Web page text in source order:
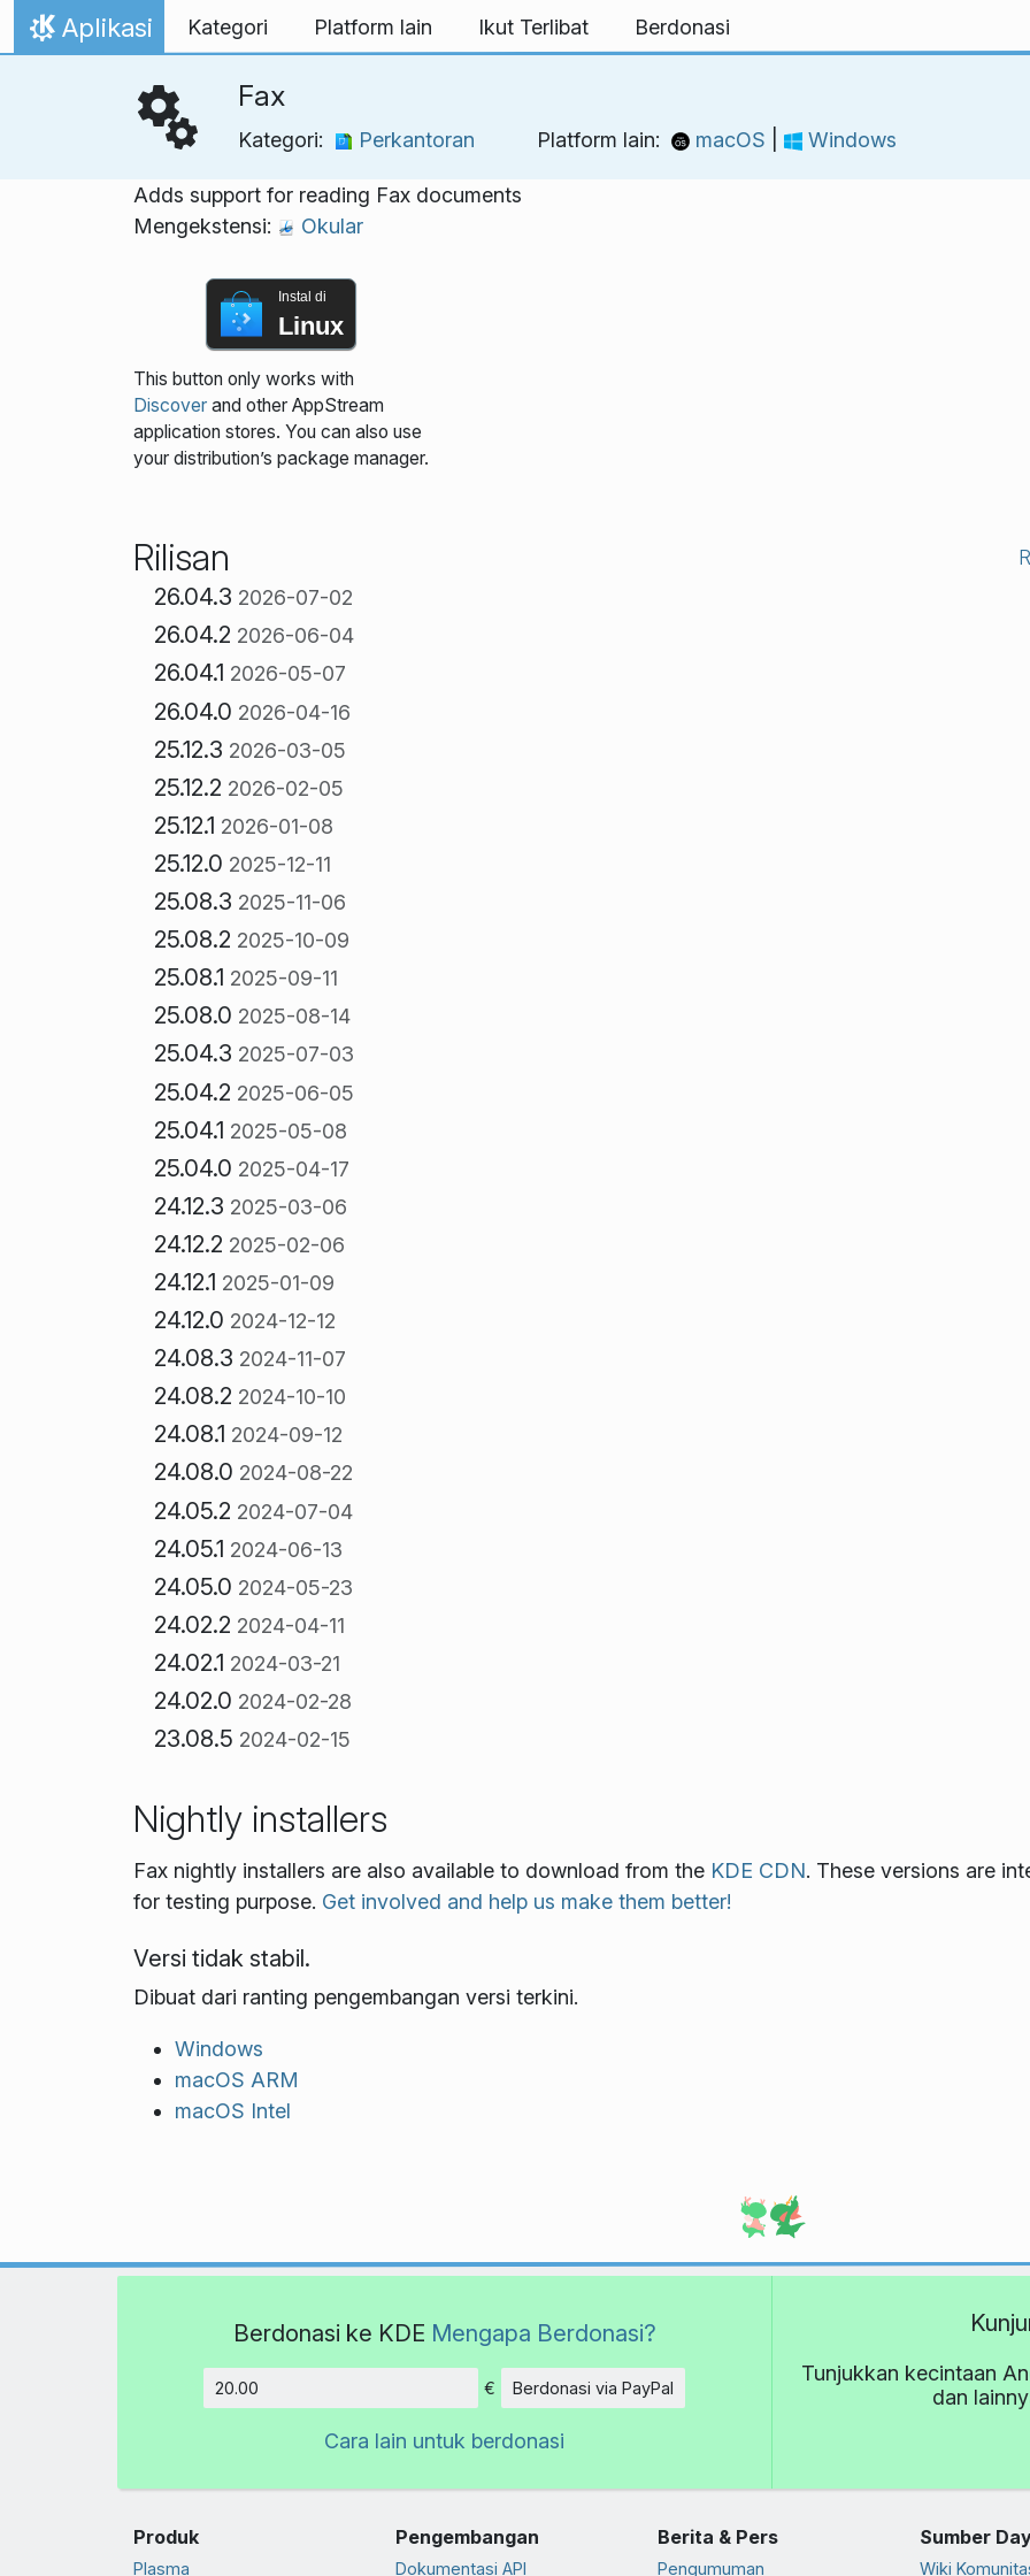
Lewati ke konten
Beranda
Aplikasi Kategori Platform lain Ikut Terlibat Berdonasi
Fax
Kategori: Perkantoran Platform lain: macOS Windows
Adds support for reading Fax documents
Mengekstensi:
Okular
Instal di
Linux
This button only works with
Discoverand other AppStream
application stores. You can also use
your distribution’s package manager.
Rilisan
26.04.3 2026-07-02
26.04.2 2026-06-04
26.04.1 2026-05-07
26.04.0 2026-04-16
25.12.3 2026-03-05
25.12.2 2026-02-05
25.12.1 2026-01-08
25.12.0 2025-12-11
25.08.3 2025-11-06
25.08.2 2025-10-09
25.08.1 2025-09-11
25.08.0 2025-08-14
25.04.3 2025-07-03
25.04.2 2025-06-05
25.04.1 2025-05-08
25.04.0 2025-04-17
24.12.3 2025-03-06
24.12.2 2025-02-06
24.12.1 2025-01-09
24.12.0 2024-12-12
24.08.3 2024-11-07
24.08.2 2024-10-10
24.08.1 2024-09-12
24.08.0 2024-08-22
24.05.2 2024-07-04
24.05.1 2024-06-13
24.05.0 2024-05-23
24.02.2 2024-04-11
24.02.1 2024-03-21
24.02.0 2024-02-28
23.08.5 2024-02-15
Nightly installers
Fax nightly installers are also available to download from the KDE CDN. These versions are
for testing purpose. Get involved and help us make them better!
Versi tidak stabil.
Dibuat dari ranting pengembangan versi terkini.
Windows
macOS ARM
macOS Intel
Berdonasi ke KDE Mengapa Berdonasi?
Jumlah
€ Berdonasi via PayPal
Cara lain untuk berdonasi
Tunjukkan kecintaan
dan
Produk
Plasma
Pengembangan
Dokumentasi API
Berita & Pers
Pengumuman
Sumber
Wiki